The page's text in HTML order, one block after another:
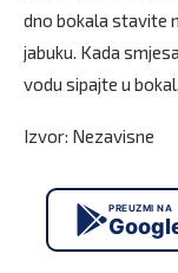
dno bokala stavite
jabuku. Kada
vodu sipajte u
Izvor: Nezavisne
PREUZMI NA